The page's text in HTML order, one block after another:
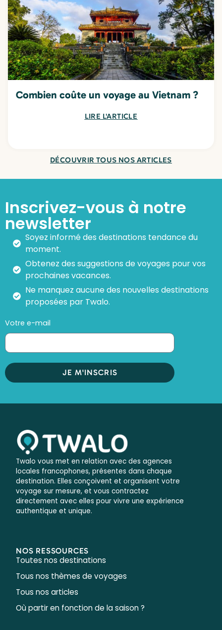
Combien coûte un voyage au Vietnam ?
LIRE L'ARTICLE
DÉCOUVRIR TOUS NOS ARTICLES
Inscrivez-vous à notre
newsletter
Soyez informé des destinations tendance du
moment.
Obtenez des suggestions de voyages pour vos
prochaines vacances.
Ne manquez aucune des nouvelles destinations
proposées par Twalo.
Votre e-mail
JE M'INSCRIS
Twalo vous met en relation avec des agences
locales francophones, présentes dans chaque
destination. Elles conçoivent et organisent votre
voyage sur mesure, et vous contractez
directement avec elles pour vivre une expérience
authentique et unique.
NOS RESSOURCES
Toutes nos destinations
Tous nos thèmes de voyages
Tous nos articles
Où partir en fonction de la saison ?